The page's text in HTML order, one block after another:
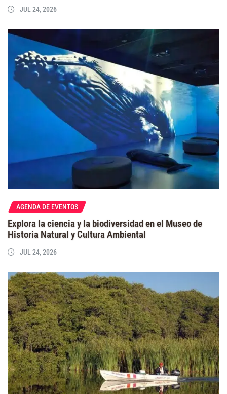
JUL 24, 2026
AGENDA DE EVENTOS
Explora la ciencia y la biodiversidad en el Museo de
Historia Natural y Cultura Ambiental
JUL 24, 2026